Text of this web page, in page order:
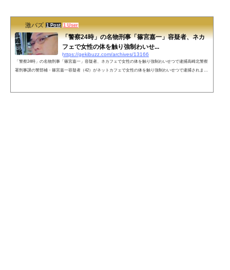
激バズ 1 Post 1 User
「警察24時」の名物刑事「篠宮嘉一」容疑者、ネカ
フェで女性の体を触り強制わいせ...
https://gekibuzz.com/archives/13166
「警察24時」の名物刑事「篠宮嘉一」容疑者、ネカフェで女性の体を触り強制わいせつで逮捕高崎北警察
署刑事課の警部補・篠宮嘉一容疑者（42）がネットカフェで女性の体を触り強制わいせつで逮捕されまし